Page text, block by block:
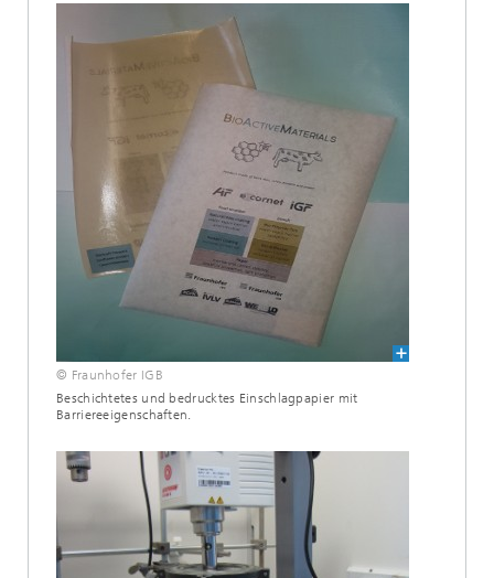
© Fraunhofer IGB
Beschichtetes und bedrucktes Einschlagpapier mit
Barriereeigenschaften.